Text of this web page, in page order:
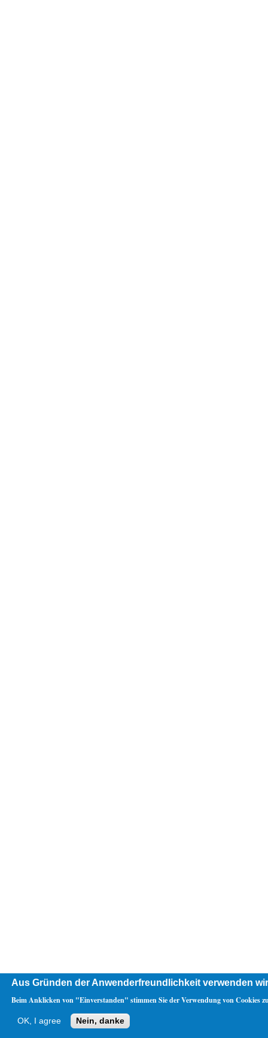
Aus Gründen der Anwenderfreundlichkeit verwenden
Beim Anklicken von "Einverstanden" stimmen Sie der Verwendung von Cookies
OK, I agree Nein, danke